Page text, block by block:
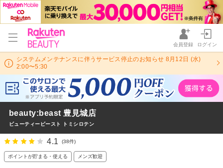
会員登録 ログイン
システムメンテナンスに伴うサービス停止のお知らせ 8月12日 (水)
2:00〜5:30
beauty:beast 豊見城店
ビューティービースト トミシロテン
4.1 (38件)
ポイントが貯まる・使える メンズ歓迎